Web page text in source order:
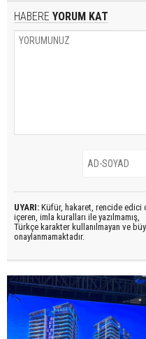
HABERE YORUM KAT
UYARI: Küfür, hakaret, rencide edici
içeren, imla kuralları ile yazılmamış,
Türkçe karakter kullanılmayan ve
onaylanmamaktadır.